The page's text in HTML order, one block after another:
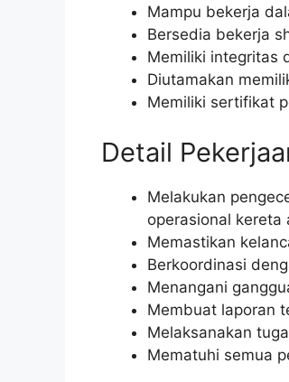
Mampu bekerja
Bersedia bekerja
Memiliki integritas
Diutamakan
Memiliki sertifikat
Detail
Melakukan
operasional kereta
Memastikan
Berkoordinasi
Menangani
Membuat laporan
Melaksanakan
Mematuhi semua